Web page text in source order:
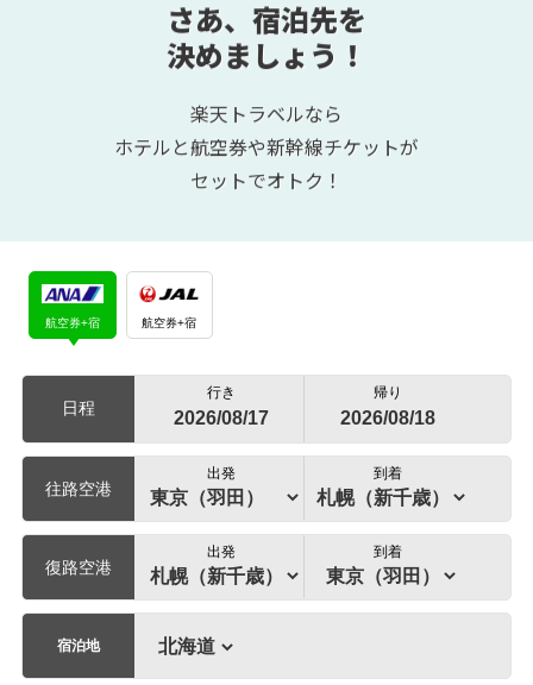
さあ、宿泊先を
決めましょう！
楽天トラベルなら
ホテルと航空券や新幹線チケットが
セットでオトク！